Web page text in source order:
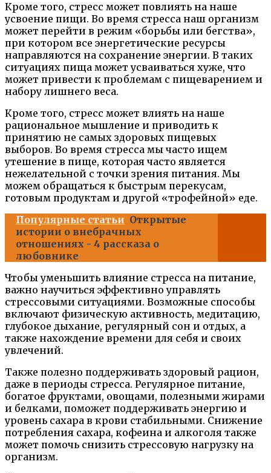
Кроме того, стресс может повлиять на наше
усвоение пищи. Во время стресса наш организм
может перейти в режим «борьбы или бегства»,
при котором все энергетические ресурсы
направляются на сохранение энергии. В таких
ситуациях пища может усваиваться хуже, что
может привести к проблемам с пищеварением и
набору лишнего веса.
Кроме того, стресс может влиять на наше
рациональное мышление и приводить к
принятию не самых здоровых пищевых
выборов. Во время стресса мы часто ищем
утешение в пище, которая часто является
нежелательной с точки зрения питания. Мы
можем обращаться к быстрым перекусам,
готовым продуктам и другой «трофейной» еде.
Популярные статьи Открытые
истории о внебрачных
отношениях - 4 рассказа о
любовнике
Чтобы уменьшить влияние стресса на питание,
важно научиться эффективно управлять
стрессовыми ситуациями. Возможные способы
включают физическую активность, медитацию,
глубокое дыхание, регулярный сон и отдых, а
также нахождение времени для себя и своих
увлечений.
Также полезно поддерживать здоровый рацион,
даже в периоды стресса. Регулярное питание,
богатое фруктами, овощами, полезными жирами
и белками, поможет поддерживать энергию и
уровень сахара в крови стабильными. Снижение
потребления сахара, кофеина и алкоголя также
может помочь снизить стрессовую нагрузку на
организм.